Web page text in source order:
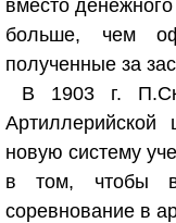
вместо денежного
больше, чем
полученные за
В 1903 г.
новую систему
в том, чтобы
соревнование в